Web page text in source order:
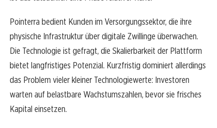
Pointerra bedient Kunden im Versorgungssektor, die ihre
physische Infrastruktur über digitale Zwillinge überwachen.
Die Technologie ist gefragt, die Skalierbarkeit der Plattform
bietet langfristiges Potenzial. Kurzfristig dominiert allerdings
das Problem vieler kleiner Technologiewerte: Investoren
warten auf belastbare Wachstumszahlen, bevor sie frisches
Kapital einsetzen.